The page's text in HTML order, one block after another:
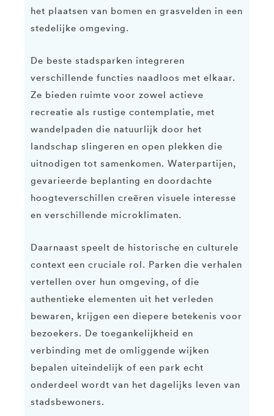
het plaatsen van bomen en grasvelden in een
stedelijke omgeving.
De beste stadsparken integreren
verschillende functies naadloos met elkaar.
Ze bieden ruimte voor zowel actieve
recreatie als rustige contemplatie, met
wandelpaden die natuurlijk door het
landschap slingeren en open plekken die
uitnodigen tot samenkomen. Waterpartijen,
gevarieerde beplanting en doordachte
hoogteverschillen creëren visuele interesse
en verschillende microklimaten.
Daarnaast speelt de historische en culturele
context een cruciale rol. Parken die verhalen
vertellen over hun omgeving, of die
authentieke elementen uit het verleden
bewaren, krijgen een diepere betekenis voor
bezoekers. De toegankelijkheid en
verbinding met de omliggende wijken
bepalen uiteindelijk of een park echt
onderdeel wordt van het dagelijks leven van
stadsbewoners.